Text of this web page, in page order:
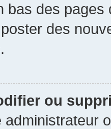
bas des
poster des
ou
administrateur